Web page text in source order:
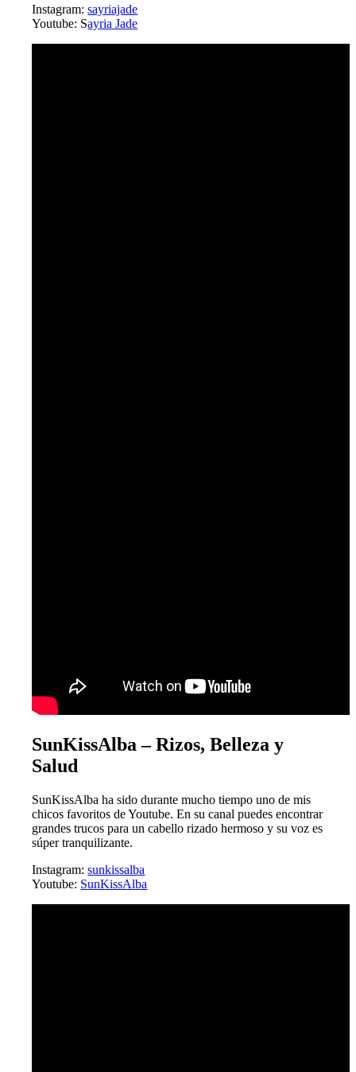
Instagram:sayriajade
Youtube: Sayria Jade
SunKissAlba – Rizos, Belleza y
Salud
SunKissAlba ha sido durante mucho tiempo uno de mis
chicos favoritos de Youtube. En su canal puedes encontrar
grandes trucos para un cabello rizado hermoso y su voz es
súper tranquilizante.
Instagram:sunkissalba
Youtube: SunKissAlba